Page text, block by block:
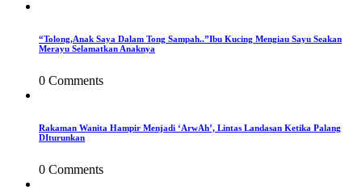
“Tolong,Anak Saya Dalam Tong Sampah..”Ibu Kucing Mengiau Sayu Seakan
Merayu Selamatkan Anaknya
0 Comments
Rakaman Wanita Hampir Menjadi ‘ArwAh’, Lintas Landasan Ketika Palang
DIturunkan
0 Comments